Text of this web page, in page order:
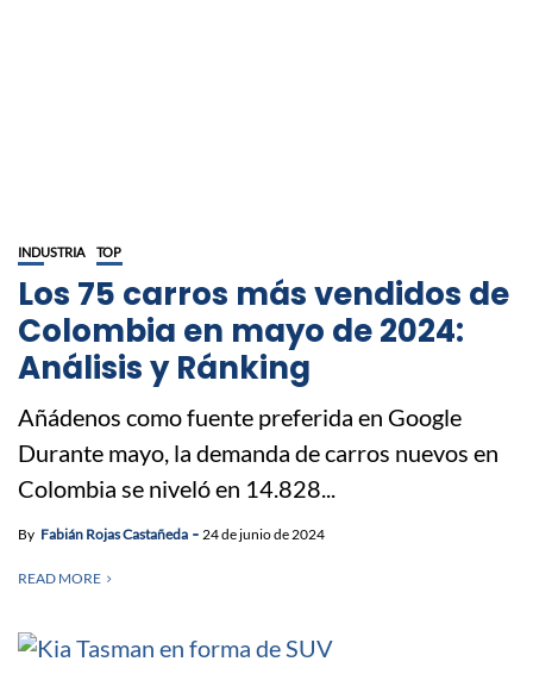
INDUSTRIA TOP
Los 75 carros más vendidos de
Colombia en mayo de 2024:
Análisis y Ránking
Añádenos como fuente preferida en Google
Durante mayo, la demanda de carros nuevos en
Colombia se niveló en 14.828...
By Fabián Rojas Castañeda 24 de junio de 2024
READ MORE